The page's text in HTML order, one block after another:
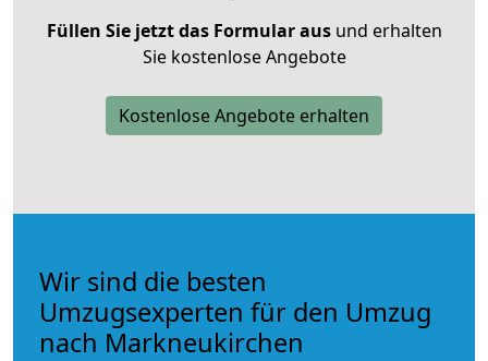
Füllen Sie jetzt das Formular ausund erhalten
Sie kostenlose Angebote
Kostenlose Angebote erhalten
Wir sind die besten
Umzugsexperten für den Umzug
nach Markneukirchen